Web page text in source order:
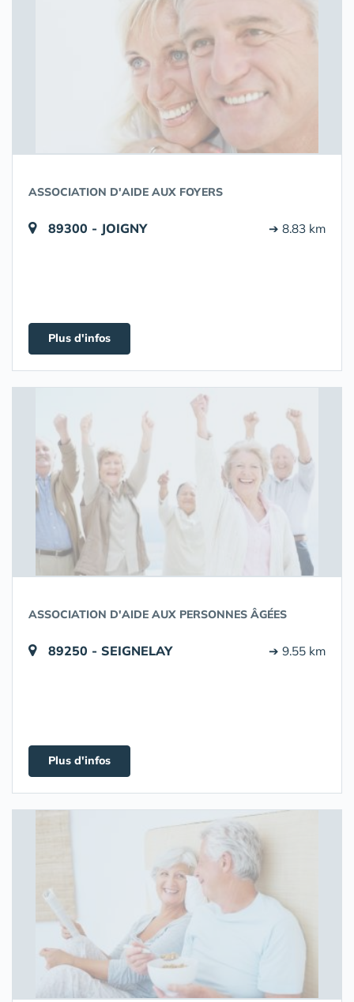
ASSOCIATION D'AIDE AUX FOYERS
89300 - JOIGNY ➔ 8.83 km
Plus d'infos
ASSOCIATION D'AIDE AUX PERSONNES ÂGÉES
89250 - SEIGNELAY ➔ 9.55 km
Plus d'infos